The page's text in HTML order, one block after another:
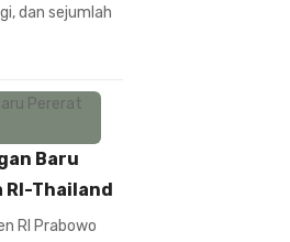
dan sejumlah
Baru
RI-Thailand
RI Prabowo